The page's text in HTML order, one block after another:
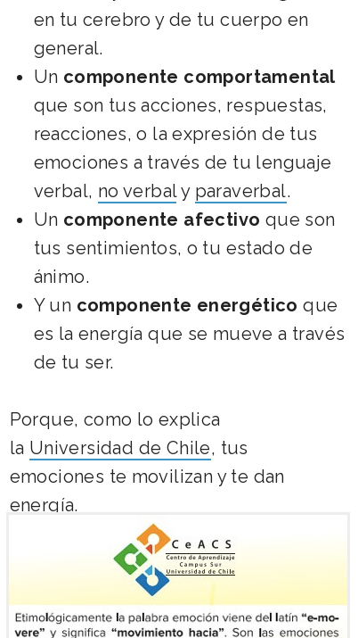
en tu cerebro y de tu cuerpo en
general.
Un componente comportamental
que son tus acciones, respuestas,
reacciones, o la expresión de tus
emociones a través de tu lenguaje
verbal, no verbaly paraverbal.
Un componente afectivo que son
tus sentimientos, o tu estado de
ánimo.
Y un componente energético que
es la energía que se mueve a través
de tu ser.
Porque, como lo explica
la Universidad de Chile, tus
emociones te movilizan y te dan
energía.